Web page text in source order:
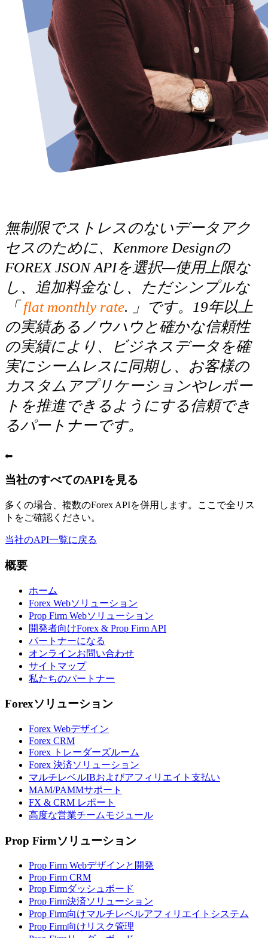
無制限でストレスのないデータアク
セスのために、Kenmore Designの
FOREX JSON APIを選択—使用上限な
し、追加料金なし、ただシンプルな
「 flat monthly rate. 」です。19年以上
の実績あるノウハウと確かな信頼性
の実績により、ビジネスデータを確
実にシームレスに同期し、お客様の
カスタムアプリケーションやレポー
トを推進できるようにする信頼でき
るパートナーです。
⬅
当社のすべてのAPIを見る
多くの場合、複数のForex APIを併用します。ここで全リス
トをご確認ください。
当社のAPI一覧に戻る
概要
ホーム
Forex Webソリューション
Prop Firm Webソリューション
開発者向けForex & Prop Firm API
パートナーになる
オンラインお問い合わせ
サイトマップ
私たちのパートナー
Forexソリューション
Forex Webデザイン
Forex CRM
Forex トレーダーズルーム
Forex 決済ソリューション
マルチレベルIBおよびアフィリエイト支払い
MAM/PAMMサポート
FX & CRM レポート
高度な営業チームモジュール
Prop Firmソリューション
Prop Firm Webデザインと開発
Prop Firm CRM
Prop Firmダッシュボード
Prop Firm決済ソリューション
Prop Firm向けマルチレベルアフィリエイトシステム
Prop Firm向けリスク管理